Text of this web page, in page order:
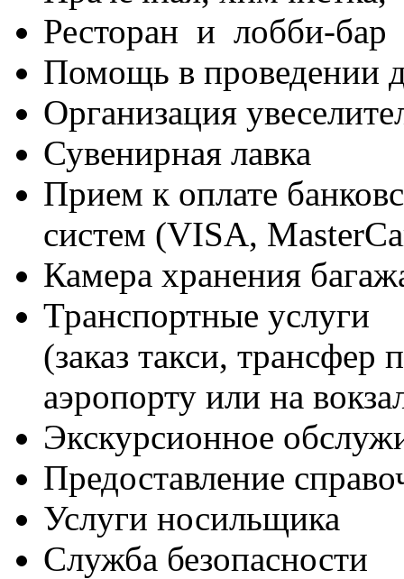
Ресторан и лобби-бар
Помощь в проведении
Организация
Сувенирная лавка
Прием к оплате
систем (VISA,
Камера хранения
Транспортные услуги
(заказ такси, трансфер
аэропорту или на
Экскурсионное
Предоставление
Услуги носильщика
Служба безопасности